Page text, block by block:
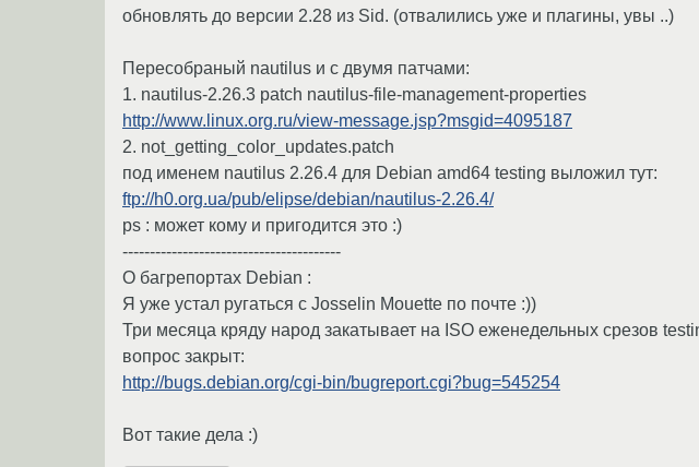
обновлять до версии 2.28 из Sid. (отвалились уже и плагины, увы ..)
Пересобраный nautilus и с двумя патчами:
1. nautilus-2.26.3 patch nautilus-file-management-properties
http://www.linux.org.ru/view-message.jsp?msgid=4095187
2. not_getting_color_updates.patch
под именем nautilus 2.26.4 для Debian amd64 testing выложил тут:
ftp://h0.org.ua/pub/elipse/debian/nautilus-2.26.4/
ps : может кому и пригодится это :)
----------------------------------------
О багрепортах Debian :
Я уже устал ругаться с Josselin Mouette по почте :))
Три месяца кряду народ закатывает на ISO еженедельных срезов
вопрос закрыт:
http://bugs.debian.org/cgi-bin/bugreport.cgi?bug=545254
Вот такие дела :)